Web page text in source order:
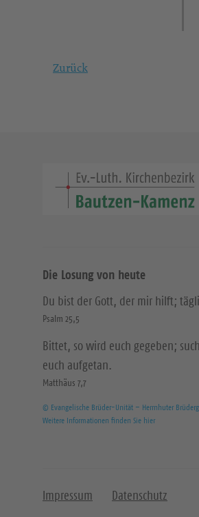
Zurück
Die Losung von heute
Du bist der Gott, der mir hilft;
Psalm 25,5
Bittet, so wird euch gegeben;
euch aufgetan.
Matthäus 7,7
© Evangelische Brüder-Unität – Herrnhuter
Weitere Informationen finden Sie hier
Impressum Datenschutz